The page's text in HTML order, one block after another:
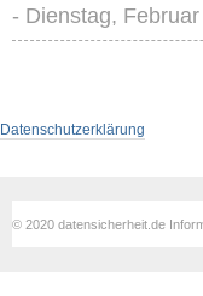
- Dienstag,
Datenschutzerklärung
© 2020 datensicherheit.de